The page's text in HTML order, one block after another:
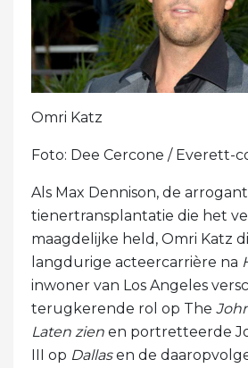
Omri Katz
Foto: Dee Cercone / Everett-
Als Max Dennison, de
tienertransplantatie die het
maagdelijke held, Omri Katz
langdurige acteercarrière na
inwoner van Los Angeles
terugkerende rol op The
Laten zien en portretteerde
III op Dallasen de